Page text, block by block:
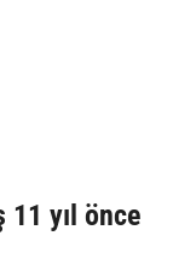
11 yıl önce